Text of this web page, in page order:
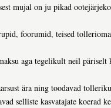
mujal on ju pikad
foorumid, teised
aga tegelikult neil päriselt
ära ning toodavad
selliste kasvatajate koerad